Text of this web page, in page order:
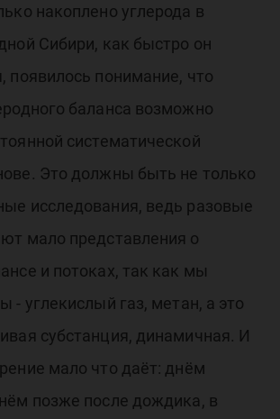
накоплено углерода в
Сибири, как быстро он
появилось понимание, что
баланса возможно
систематической
Это должны быть не только
исследования, ведь разовые
мало представления о
и потоках, так как мы
- углекислый газ, метан, а это
субстанция, динамичная. И
мало что даёт: днём
позже после дождика, в